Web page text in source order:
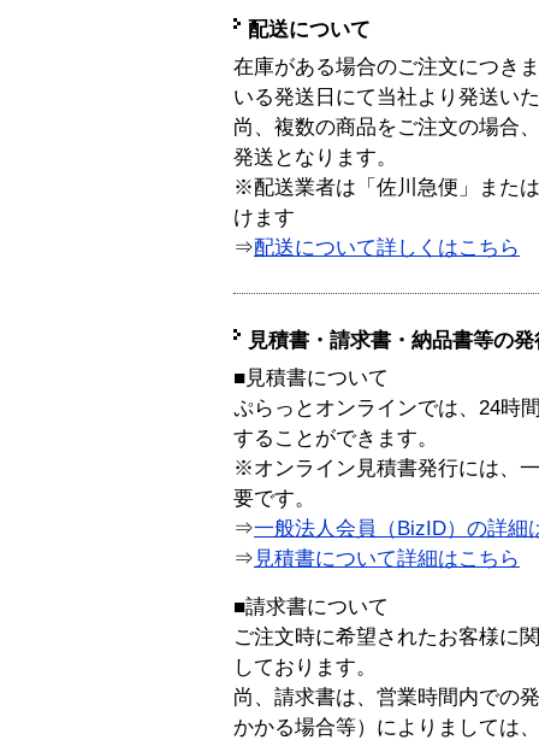
配送について
在庫がある場合のご注文につき
いる発送日にて当社より発送い
尚、複数の商品をご注文の場合
発送となります。
※配送業者は「佐川急便」また
けます
⇒配送について詳しくはこちら
見積書・請求書・納品書等の
■見積書について
ぷらっとオンラインでは、24時
することができます。
※オンライン見積書発行には、
要です。
⇒一般法人会員（BizID）の詳細
⇒ 見積書について詳細はこちら
■請求書について
ご注文時に希望されたお客様に
しております。
尚、請求書は、営業時間内での
かかる場合等）によりましては